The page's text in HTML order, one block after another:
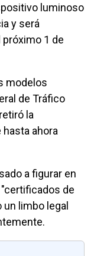
luminoso
y será
1 de
modelos
de Tráfico
la
ahora
a figurar en
de
un limbo legal